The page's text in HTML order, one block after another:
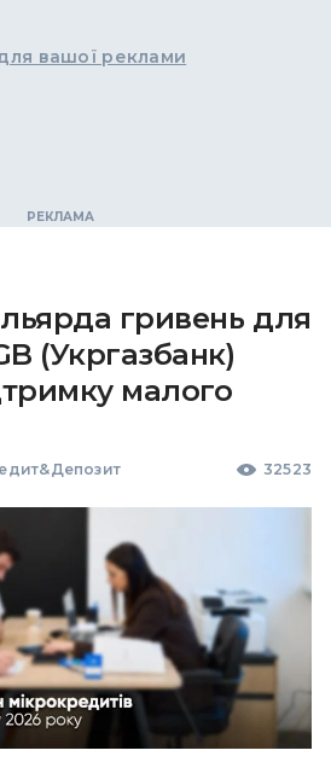
вашої реклами
гривень для
(Укргазбанк)
малого
32523